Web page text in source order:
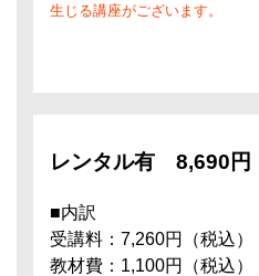
生じる講座がございます。
レンタル有 8,690円
■内訳
受講料：7,260円（税込）
教材費：1,100円（税込）